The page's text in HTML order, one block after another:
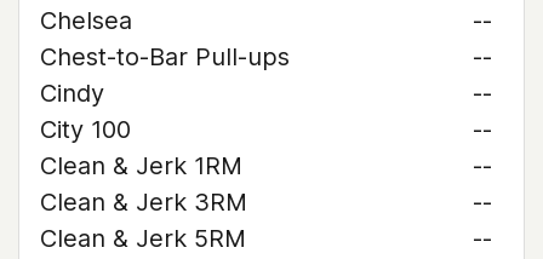
Chelsea
--
Chest-to-Bar Pull-ups
--
Cindy
--
City 100
--
Clean & Jerk 1RM
--
Clean & Jerk 3RM
--
Clean & Jerk 5RM
--